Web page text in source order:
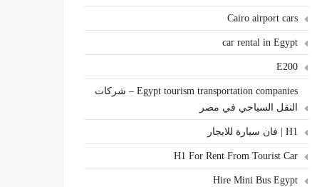
Cairo airport cars
car rental in Egypt
E200
Egypt tourism transportation companies – شركات
النقل السياحي في مصر
H1 | فان سيارة للايجار
H1 For Rent From Tourist Car
Hire Mini Bus Egypt